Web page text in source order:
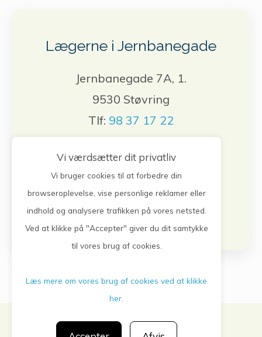
Lægerne i Jernbanegade
Jernbanegade 7A, 1.
9530 Støvring
Tlf: 98 37 17 22
Bestil tid, forny medicin, skriv til lægen.
Login herunder
Log på selvbetjening
Privatlivspolitik
Vi værdsætter dit privatliv
Vi bruger cookies til at forbedre din
browseroplevelse, vise personlige reklamer eller
indhold og analysere trafikken på vores netsted.
Ved at klikke på "Accepter" giver du dit samtykke
til vores brug af cookies.
Læs mere om vores brug af cookies ved at klikke
her.